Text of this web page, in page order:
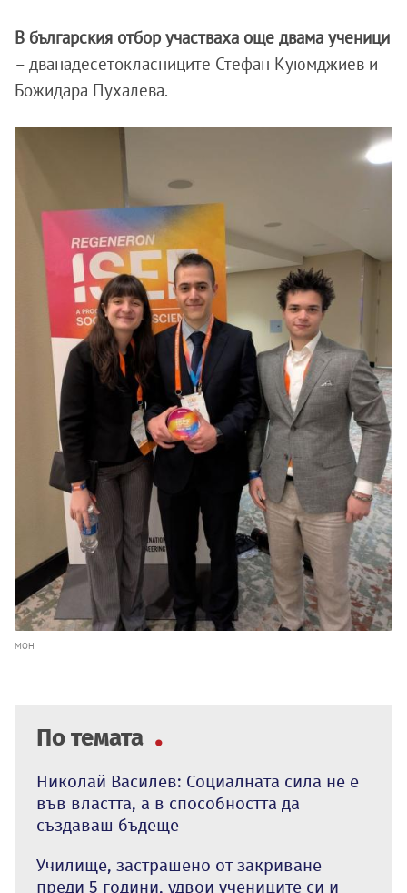
В българския отбор участваха още двама ученици
– дванадесетокласниците Стефан Куюмджиев и
Божидара Пухалева.
МОН
По темата
Николай Василев: Социалната сила не е
във властта, а в способността да
създаваш бъдеще
Училище, застрашено от закриване
преди 5 години, удвои учениците си и